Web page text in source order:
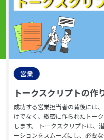
営業
トークスクリプトの作
成功する営業担当者の背後には
けでなく、緻密に作られたトー
します。 トークスクリプトは、
ーションをスムーズにし、必要